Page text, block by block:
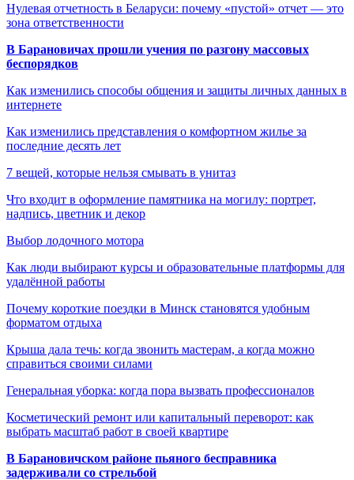
Нулевая отчетность в Беларуси: почему «пустой» отчет — это
зона ответственности
В Барановичах прошли учения по разгону массовых
беспорядков
Как изменились способы общения и защиты личных данных в
интернете
Как изменились представления о комфортном жилье за
последние десять лет
7 вещей, которые нельзя смывать в унитаз
Что входит в оформление памятника на могилу: портрет,
надпись, цветник и декор
Выбор лодочного мотора
Как люди выбирают курсы и образовательные платформы для
удалённой работы
Почему короткие поездки в Минск становятся удобным
форматом отдыха
Крыша дала течь: когда звонить мастерам, а когда можно
справиться своими силами
Генеральная уборка: когда пора вызвать профессионалов
Косметический ремонт или капитальный переворот: как
выбрать масштаб работ в своей квартире
В Барановичском районе пьяного бесправника
задерживали со стрельбой